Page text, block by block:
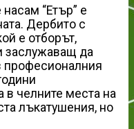
“Етър” е
Дербито с
е отборът,
заслужаващ да
професионалния
в челните места на
лъкатушения, но